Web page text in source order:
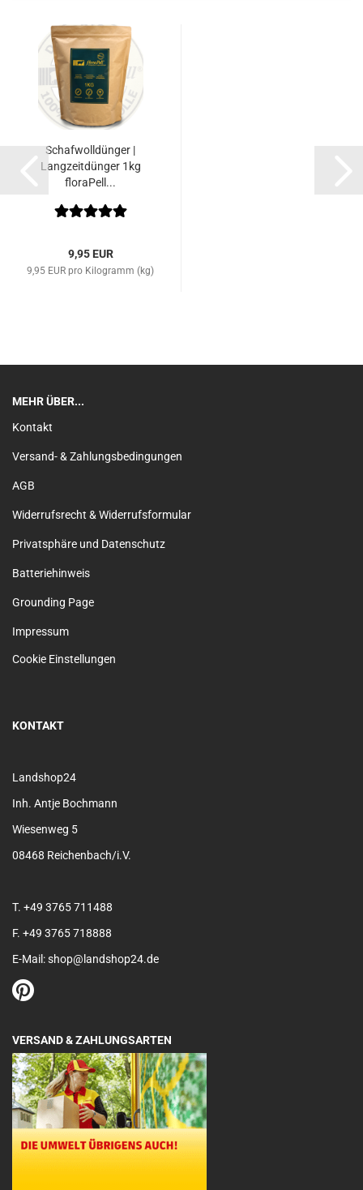
Schafwolldünger |
Langzeitdünger 1kg
floraPell...
9,95 EUR
9,95 EUR pro Kilogramm (kg)
MEHR ÜBER...
Kontakt
Versand- & Zahlungsbedingungen
AGB
Widerrufsrecht & Widerrufsformular
Privatsphäre und Datenschutz
Batteriehinweis
Grounding Page
Impressum
Cookie Einstellungen
KONTAKT
Landshop24
Inh. Antje Bochmann
Wiesenweg 5
08468 Reichenbach/i.V.
T. +49 3765 711488
F. +49 3765 718888
E-Mail: shop@landshop24.de
VERSAND & ZAHLUNGSARTEN